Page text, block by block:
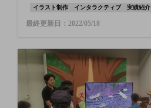
イラスト制作 インタラクティブ 実績紹介
最終更新日：2022/05/18